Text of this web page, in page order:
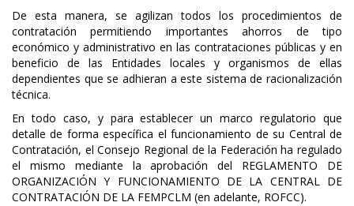
De esta manera, se agilizan todos los procedimientos de
contratación permitiendo importantes ahorros de tipo
económico y administrativo en las contrataciones públicas y en
beneficio de las Entidades locales y organismos de ellas
dependientes que se adhieran a este sistema de racionalización
técnica.
En todo caso, y para establecer un marco regulatorio que
detalle de forma específica el funcionamiento de su Central de
Contratación, el Consejo Regional de la Federación ha regulado
el mismo mediante la aprobación del REGLAMENTO DE
ORGANIZACIÓN Y FUNCIONAMIENTO DE LA CENTRAL DE
CONTRATACIÓN DE LA FEMPCLM (en adelante, ROFCC).